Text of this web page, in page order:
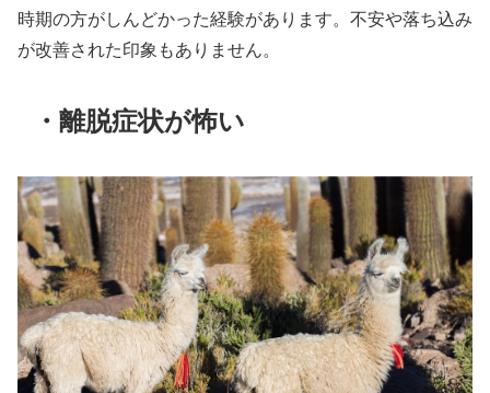
時期の方がしんどかった経験があります。不安や落ち込み
が改善された印象もありません。
・離脱症状が怖い